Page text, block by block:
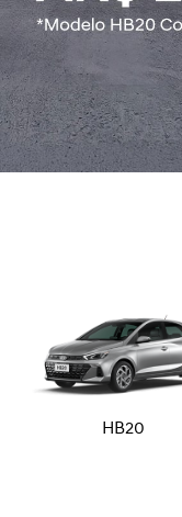
Conocé más
HB20